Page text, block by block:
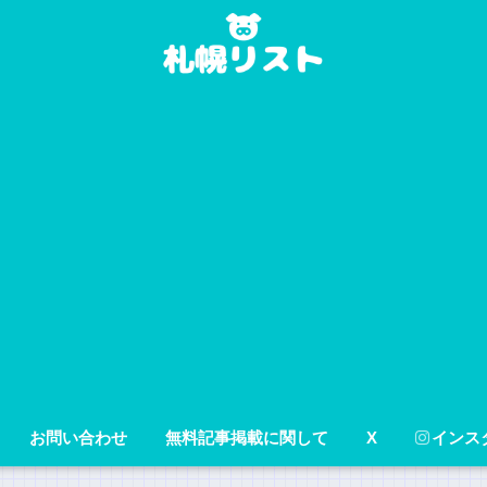
お問い合わせ 無料記事掲載に関して X インス